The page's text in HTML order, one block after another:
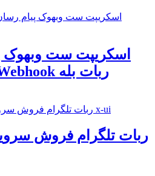
اسکریپت ست وبهوک
مدیریت کامل Webhook ربات بله
ربات تلگرام فروش